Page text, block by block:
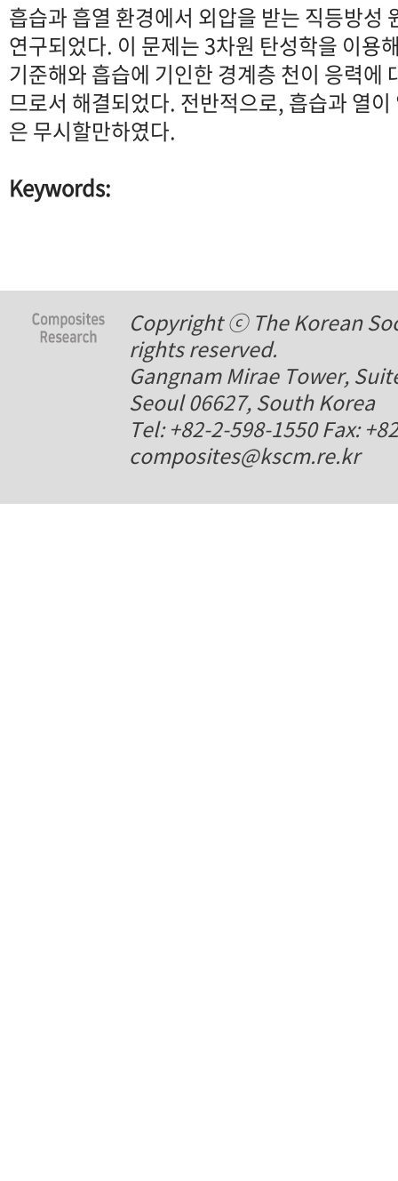
흡습과 흡열 환경에서 외압을 받는 직등방성
연구되었다. 이 문제는 3차원 탄성학을 이용
기준해와 흡습에 기인한 경계층 천이 응력에
므로서 해결되었다. 전반적으로, 흡습과 열
은 무시할만하였다.
Keywords:
Copyright ⓒ The Korean
rights reserved.
Gangnam Mirae Tower,
Seoul 06627, South Korea
Tel: +82-2-598-1550 Fax:
composites@kscm.re.kr